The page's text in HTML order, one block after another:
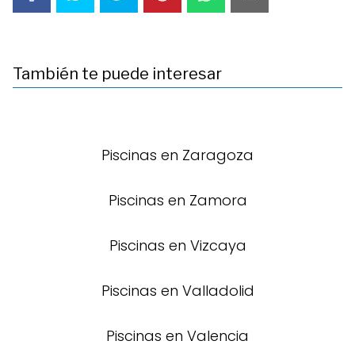
También te puede interesar
Piscinas en Zaragoza
Piscinas en Zamora
Piscinas en Vizcaya
Piscinas en Valladolid
Piscinas en Valencia